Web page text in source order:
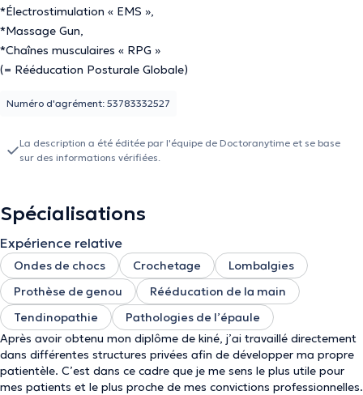
*Électrostimulation « EMS »,
*Massage Gun,
*Chaînes musculaires « RPG »
(= Rééducation Posturale Globale)
Numéro d'agrément: 53783332527
La description a été éditée par l'équipe de Doctoranytime et se base
sur des informations vérifiées.
Spécialisations
Expérience relative
Ondes de chocs Crochetage
Lombalgies
Prothèse de genou
Rééducation de la main
Tendinopathie
Pathologies de l’épaule
Après avoir obtenu mon diplôme de kiné, j’ai travaillé directement
dans différentes structures privées afin de développer ma propre
patientèle. C’est dans ce cadre que je me sens le plus utile pour
mes patients et le plus proche de mes convictions professionnelles.